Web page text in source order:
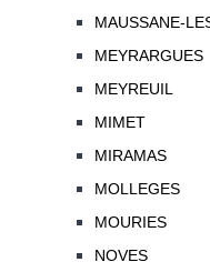
MAUSSANE-
MEYRARGUES
MEYREUIL
MIMET
MIRAMAS
MOLLEGES
MOURIES
NOVES